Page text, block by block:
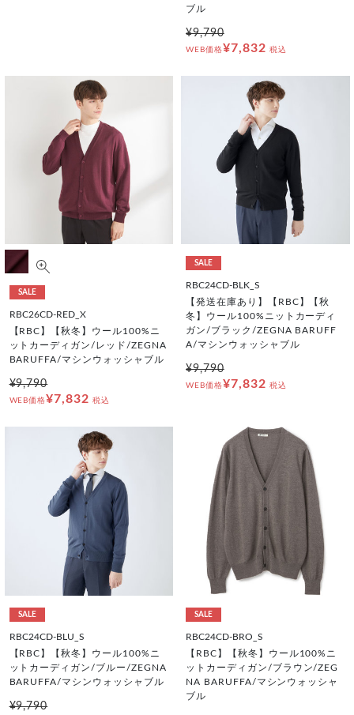
ブル
¥9,790
WEB価格¥7,832 税込
SALE
RBC26CD-RED_X
【RBC】【秋冬】ウール100%ニ
ットカーディガン/レッド/ZEGNA
BARUFFA/マシンウォッシャブル
¥9,790
WEB価格¥7,832 税込
SALE
RBC24CD-BLK_S
【発送在庫あり】【RBC】【秋
冬】ウール100%ニットカーディ
ガン/ブラック/ZEGNA BARUFF
A/マシンウォッシャブル
¥9,790
WEB価格¥7,832 税込
SALE
RBC24CD-BLU_S
【RBC】【秋冬】ウール100%ニ
ットカーディガン/ブルー/ZEGNA
BARUFFA/マシンウォッシャブル
¥9,790
SALE
RBC24CD-BRO_S
【RBC】【秋冬】ウール100%ニ
ットカーディガン/ブラウン/ZEG
NA BARUFFA/マシンウォッシャ
ブル